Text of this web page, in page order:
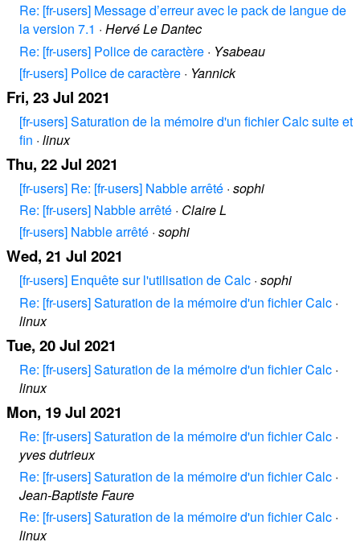
Re: [fr-users] Message d’erreur avec le pack de langue de
la version 7.1 · Hervé Le Dantec
Re: [fr-users] Police de caractère · Ysabeau
[fr-users] Police de caractère · Yannick
Fri, 23 Jul 2021
[fr-users] Saturation de la mémoire d'un fichier Calc suite et
fin · linux
Thu, 22 Jul 2021
[fr-users] Re: [fr-users] Nabble arrêté · sophi
Re: [fr-users] Nabble arrêté · Claire L
[fr-users] Nabble arrêté · sophi
Wed, 21 Jul 2021
[fr-users] Enquête sur l'utilisation de Calc · sophi
Re: [fr-users] Saturation de la mémoire d'un fichier Calc ·
linux
Tue, 20 Jul 2021
Re: [fr-users] Saturation de la mémoire d'un fichier Calc ·
linux
Mon, 19 Jul 2021
Re: [fr-users] Saturation de la mémoire d'un fichier Calc ·
yves dutrieux
Re: [fr-users] Saturation de la mémoire d'un fichier Calc ·
Jean-Baptiste Faure
Re: [fr-users] Saturation de la mémoire d'un fichier Calc ·
linux